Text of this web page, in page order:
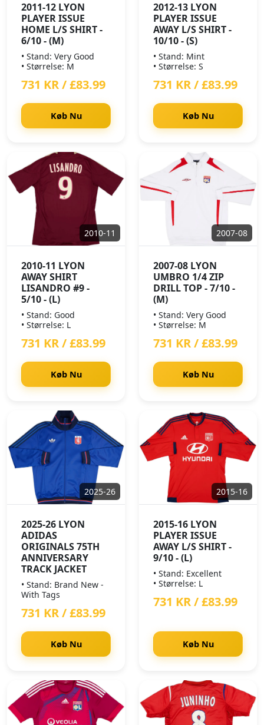
2011-12 LYON
PLAYER ISSUE
HOME L/S SHIRT -
6/10 - (M)
• Stand: Very Good
• Størrelse: M
731 KR / £83.99
Køb Nu
2012-13 LYON
PLAYER ISSUE
AWAY L/S SHIRT -
10/10 - (S)
• Stand: Mint
• Størrelse: S
731 KR / £83.99
Køb Nu
2010-11
2010-11 LYON
AWAY SHIRT
LISANDRO #9 -
5/10 - (L)
• Stand: Good
• Størrelse: L
731 KR / £83.99
Køb Nu
2007-08
2007-08 LYON
UMBRO 1/4 ZIP
DRILL TOP - 7/10 -
(M)
• Stand: Very Good
• Størrelse: M
731 KR / £83.99
Køb Nu
2025-26
2025-26 LYON
ADIDAS
ORIGINALS 75TH
ANNIVERSARY
TRACK JACKET
• Stand: Brand New -
With Tags
731 KR / £83.99
Køb Nu
2015-16
2015-16 LYON
PLAYER ISSUE
AWAY L/S SHIRT -
9/10 - (L)
• Stand: Excellent
• Størrelse: L
731 KR / £83.99
Køb Nu